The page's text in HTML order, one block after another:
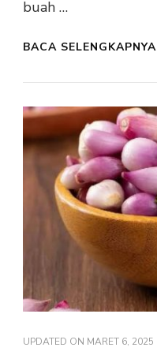
buah …
BACA SELENGKAPNYA
UPDATED ON MARET 6, 2025